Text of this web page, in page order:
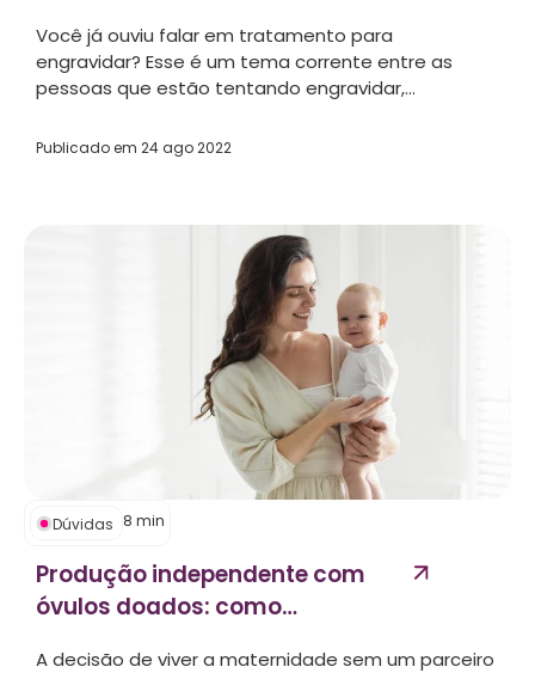
Você já ouviu falar em tratamento para
engravidar? Esse é um tema corrente entre as
pessoas que estão tentando engravidar,...
Publicado em 24 ago 2022
Dúvidas 8 min
Produção independente com
óvulos doados: como
A decisão de viver a maternidade sem um parceiro